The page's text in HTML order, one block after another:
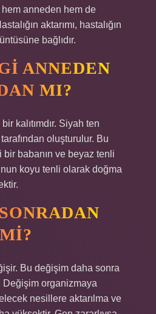
anneden hem de
aktarımı, hastalığın
bağlıdır.
ANNEDEN
MI?
kalıtımdır. Siyah ten
oluşturulur. Bu
babanın ve beyaz tenli
koyu tenli olarak doğma
Bu değişim daha sonra
Değişim organizmaya
nesillere aktarılma ve